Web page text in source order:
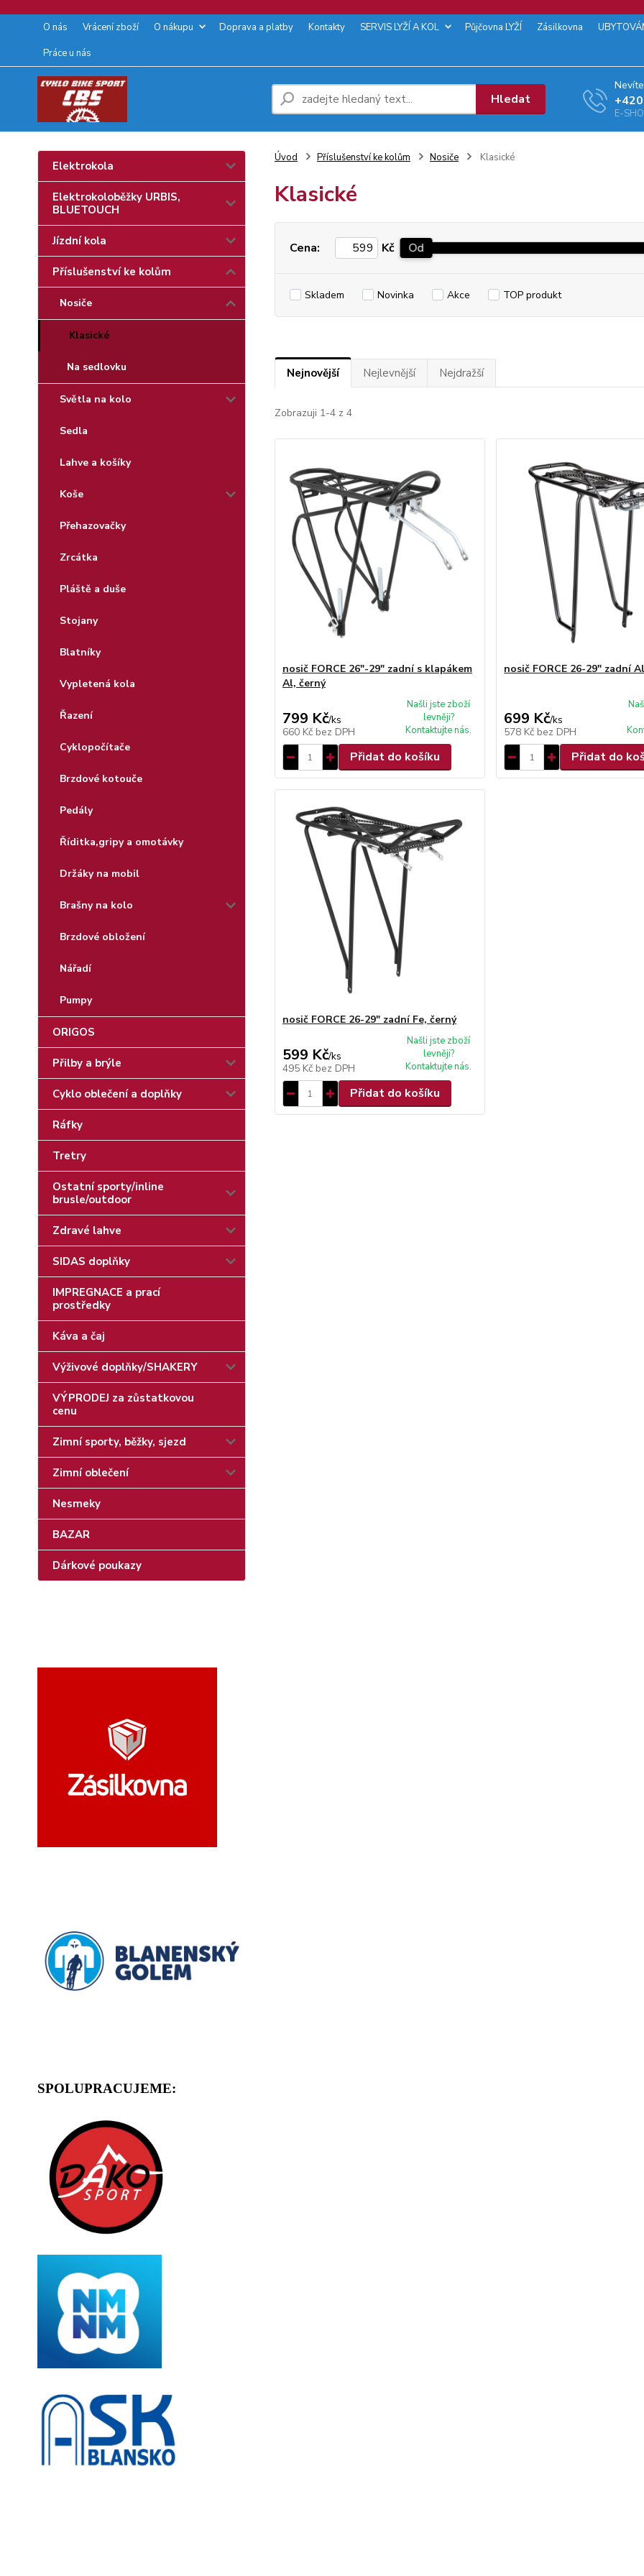
O nás Vrácení zboží O nákupu Doprava a platby Kontakty SERVIS LYŽÍ A KOL Půjčovna LYŽÍ Zásilkovna
Práce u nás
Hledat
E-
Elektrokola
Elektrokoloběžky URBIS,
BLUETOUCH
Jízdní kola
Příslušenství ke kolům
Nosiče
Klasické
Na sedlovku
Světla na kolo
Sedla
Lahve a košíky
Koše
Přehazovačky
Zrcátka
Pláště a duše
Stojany
Blatníky
Vypletená kola
Řazení
Cyklopočítače
Brzdové kotouče
Pedály
Říditka,gripy a omotávky
Držáky na mobil
Brašny na kolo
Brzdové obložení
Nářadí
Pumpy
ORIGOS
Přilby a brýle
Cyklo oblečení a doplňky
Ráfky
Tretry
Ostatní sporty/inline
brusle/outdoor
Zdravé lahve
SIDAS doplňky
IMPREGNACE a prací
prostředky
Káva a čaj
Výživové doplňky/SHAKERY
VÝPRODEJ za zůstatkovou
cenu
Zimní sporty, běžky, sjezd
Zimní oblečení
Nesmeky
BAZAR
Dárkové poukazy
SPOLUPRACUJEME:
Úvod Příslušenství ke kolům Nosiče Klasické
Klasické
Cena: Kč Od
Skladem Novinka Akce TOP produkt
Nejnovější Nejlevnější Nejdražší
Zobrazuji 1-4 z 4
nosič FORCE 26"-29" zadní s klapákem
Al, černý
799 Kč/ks
660 Kč bez DPH
Našli jste zboží
levněji?
Kontaktujte nás.
Přidat do košíku
nosič FORCE 26-29" zadní
699 Kč/ks
578 Kč bez DPH
Přidat do
nosič FORCE 26-29" zadní Fe, černý
599 Kč/ks
495 Kč bez DPH
Našli jste zboží
levněji?
Kontaktujte nás.
Přidat do košíku